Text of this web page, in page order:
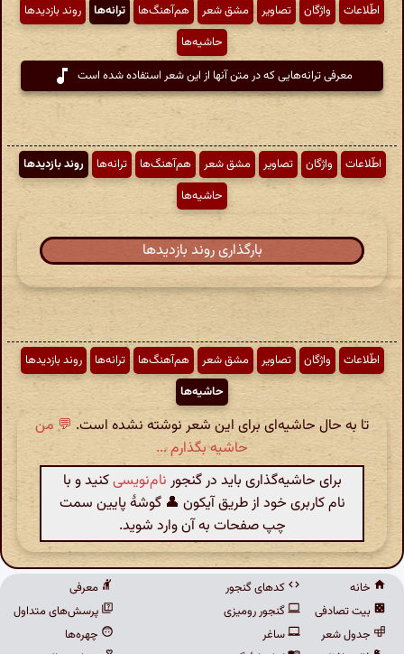
اطّلاعات واژگان تصاویر مشق شعر هم‌آهنگ‌ها ترانه‌ها
روند بازدیدها
حاشیه‌ها
معرفی ترانه‌هایی که در متن آنها از این شعر استفاده شده است
اطّلاعات واژگان تصاویر مشق شعر هم‌آهنگ‌ها ترانه‌ها
روند بازدیدها
حاشیه‌ها
بارگذاری روند بازدیدها
اطّلاعات واژگان تصاویر مشق شعر هم‌آهنگ‌ها ترانه‌ها
روند بازدیدها
حاشیه‌ها
تا به حال حاشیه‌ای برای این شعر نوشته نشده است. 💬 من
حاشیه بگذارم ...
برای حاشیه‌گذاری باید در گنجور نام‌نویسیکنید و با
نام کاربری خود از طریق آیکون 👤 گوشهٔ پایین سمت
چپ صفحات به آن وارد شوید.
خانه
بیت تصادفی
جدول شعر
کدهای گنجور
گنجور رومیزی
ساغر
معرفی
پرسش‌های متداول
چهره‌ها